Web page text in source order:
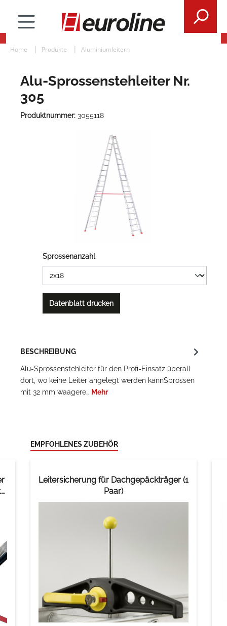
Home Produkte Aluminiumleitern
Alu-Sprossenstehleiter Nr.
305
Produktnummer: 3055118
Sprossenanzahl
Datenblatt drucken
BESCHREIBUNG
Alu-Sprossenstehleiter für den Profi-Einsatz überall
dort, wo keine Leiter angelegt werden kannSprossen
mit 32 mm waagere… Mehr
EMPFOHLENES ZUBEHÖR
Leitersicherung für Dachgepäckträger (1
Paar)